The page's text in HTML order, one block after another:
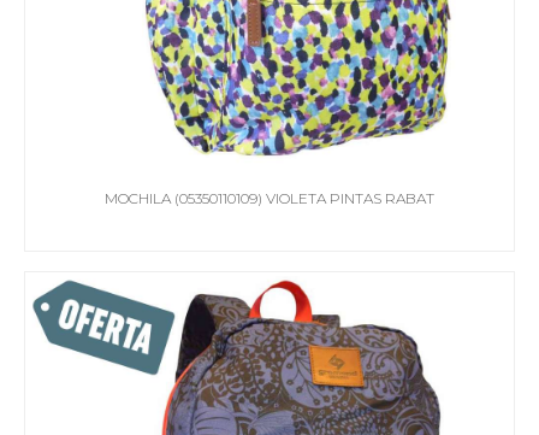
MOCHILA (05350110109) VIOLETA PINTAS RABAT